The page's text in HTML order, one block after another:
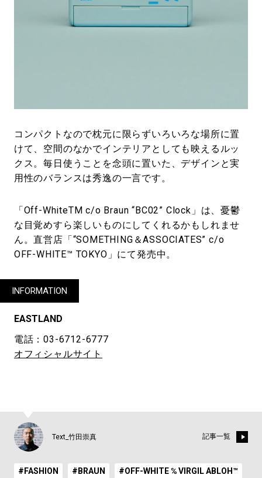
コンパクトなので枕元に限らずいろいろな場所に置
けて、空間のなかでインテリアとしても映えるルッ
クス。毎日使うことを念頭に置いた、デザインと実
用性のバランスは秀逸の一言です。
「Off-WhiteTM c/o Braun “BC02” Clock」は、憂鬱
な目覚めすら楽しいものにしてくれるかもしれませ
ん。直営店「“SOMETHING＆ASSOCIATES” c/o
OFF-WHITE™ TOKYO」にて発売中。
INFORMATION
EASTLAND
電話：03-6712-6777
オフィシャルサイト
Text_竹田崇真 記事一覧
#FASHION #BRAUN #OFF-WHITE ℅ VIRGIL ABLOH™